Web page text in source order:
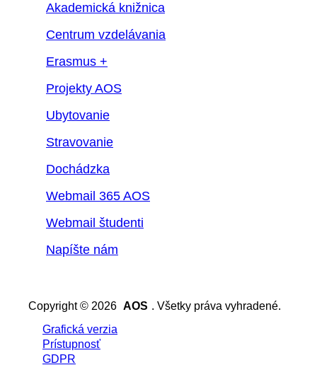
Akademická knižnica
Centrum vzdelávania
Erasmus +
Projekty AOS
Ubytovanie
Stravovanie
Dochádzka
Webmail 365 AOS
Webmail študenti
Napíšte nám
Copyright © 2026 AOS . Všetky práva vyhradené.
Grafická verzia
Prístupnosť
GDPR